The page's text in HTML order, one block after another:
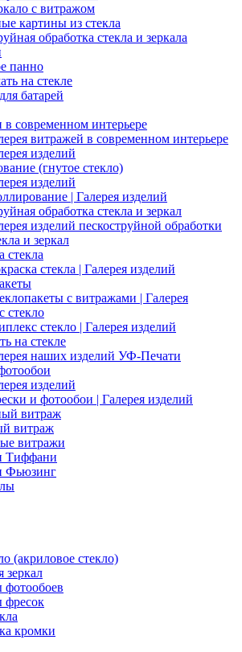
с витражом
картины из стекла
обработка стекла и зеркала
панно
на стекле
батарей
современном интерьере
витражей в современном интерьере
изделий
(гнутое стекло)
изделий
| Галерея изделий
обработка стекла и зеркал
изделий пескоструйной обработки
и зеркал
стекла
стекла | Галерея изделий
с витражами | Галерея
стекло
стекло | Галерея изделий
на стекле
наших изделий УФ-Печати
изделий
и фотообои | Галерея изделий
витраж
витраж
витражи
Тиффани
Фьюзинг
(акриловое стекло)
зеркал
фресок
кромки